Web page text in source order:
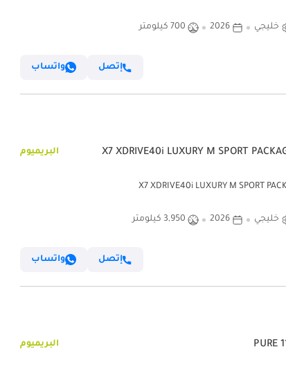
خليجي 2026 700 كيلومتر
إتصل واتساب
البريميوم
خليجي 2026 3,950 كيلومتر
إتصل واتساب
البريميوم